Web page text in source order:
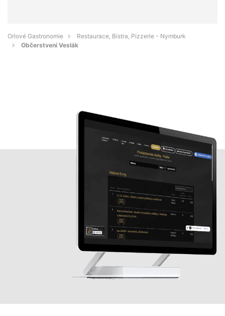
Orlové Gastronomie
Restaurace, Bistra, Pizzerie - Nymburk
Občerstvení Veslák